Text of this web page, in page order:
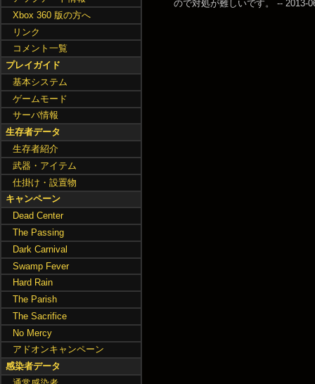
ので対処が難しいです。 -- 2013-
Xbox 360 版の方へ
リンク
コメント一覧
プレイガイド
基本システム
ゲームモード
サーバ情報
生存者データ
生存者紹介
武器・アイテム
仕掛け・設置物
キャンペーン
Dead Center
The Passing
Dark Carnival
Swamp Fever
Hard Rain
The Parish
The Sacrifice
No Mercy
アドオンキャンペーン
感染者データ